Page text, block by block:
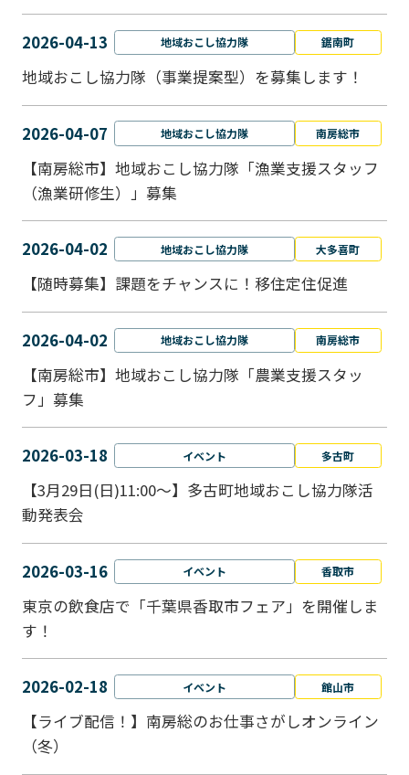
2026-04-13 地域おこし協力隊 鋸南町
地域おこし協力隊（事業提案型）を募集します！
2026-04-07 地域おこし協力隊 南房総市
【南房総市】地域おこし協力隊「漁業支援スタッフ
（漁業研修生）」募集
2026-04-02 地域おこし協力隊 大多喜町
【随時募集】課題をチャンスに！移住定住促進
2026-04-02 地域おこし協力隊 南房総市
【南房総市】地域おこし協力隊「農業支援スタッ
フ」募集
2026-03-18 イベント 多古町
【3月29日(日)11:00～】多古町地域おこし協力隊活
動発表会
2026-03-16 イベント 香取市
東京の飲食店で「千葉県香取市フェア」を開催しま
す！
2026-02-18 イベント 館山市
【ライブ配信！】南房総のお仕事さがしオンライン
（冬）